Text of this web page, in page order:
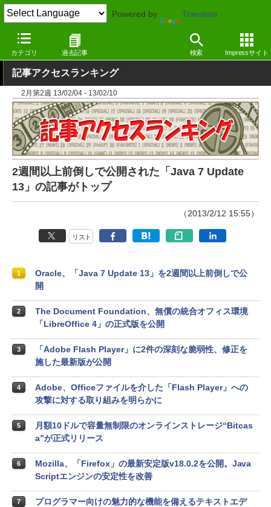
Powered by Translate
カテゴリ 過去記事 検索 Impressサイト
窓の杜 その他の話題
記事アクセスランキング
2月第2週 13/02/04 - 13/02/10
2週間以上前倒しで公開された「Java 7 Update
13」の記事がトップ
（2013/2/12 15:55）
リスト
1
Oracle、「Java 7 Update 13」を2週間以上前倒しで公
開
2
The Document Foundation、無償の統合オフィス環境
「LibreOffice 4」の正式版を公開
3
「Adobe Flash Player」に2件の深刻な脆弱性、修正を
施した最新版が公開
4
Adobe、Officeファイルを介した「Flash Player」への
攻撃に対する取り組みを明らかに
5
月額10ドルで容量無制限のオンラインストレージ“Bitcas
a”が正式リリース
6
Mozilla、「Firefox」の最新安定版v18.0.2を公開。Java
Scriptエンジンの安定性を改善
7
プログラマー向けの魅力的な機能を備えるテキストエデ